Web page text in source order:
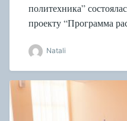
политехника”
проекту “Программа
Natali